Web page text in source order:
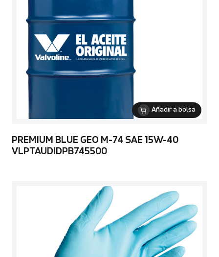
Añadir a bolsa
PREMIUM BLUE GEO M-74 SAE 15W-40
VLPTAUDIDPB745500